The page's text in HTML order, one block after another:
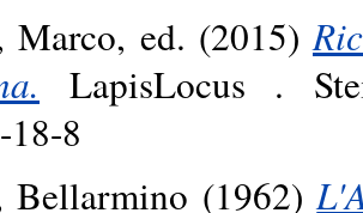
Marco, ed. (2015)
LapisLocus .
18-8
Bellarmino (1962)